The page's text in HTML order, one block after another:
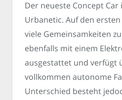
Der neueste Concept Car
Urbanetic. Auf den
viele Gemeinsamkeiten
ebenfalls mit einem
ausgestattet und verfügt
vollkommen autonome
Unterschied besteht